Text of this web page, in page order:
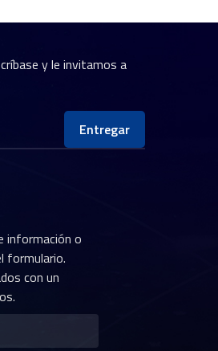
y le invitamos a
Entregar
información o
formulario.
con un